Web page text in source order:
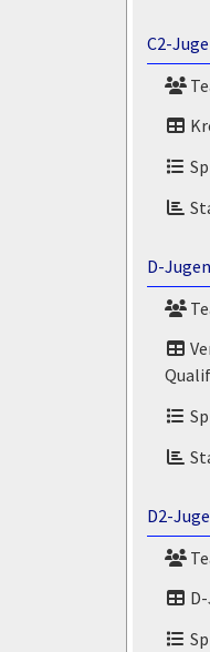
C2-
D-
D2-